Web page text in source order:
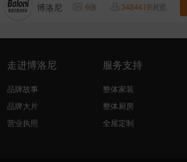
博洛尼 6张 3484419浏览
走进博洛尼
品牌故事
品牌大片
营业执照
服务支持
整体家装
整体厨房
全屋定制